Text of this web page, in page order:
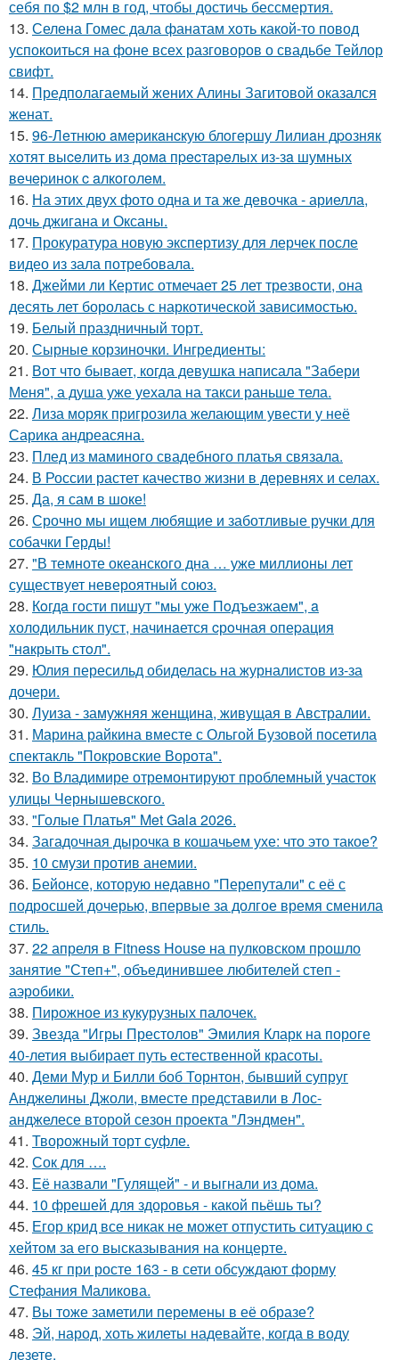
себя по $2 млн в год, чтобы достичь бессмертия.
13. Селена Гомес дала фанатам хоть какой-то повод
успокоиться на фоне всех разговоров о свадьбе Тейлор
свифт.
14. Предполагаемый жених Алины Загитовой оказался
женат.
15. 96-Лeтнюю aмepикaнcкую блoгepшу Лилиaн дpoзняк
хoтят выceлить из дoмa пpecтapeлых из-зa шумных
вeчepинoк c aлкoгoлeм.
16. На этих двух фото одна и та же девочка - ариелла,
дочь джигана и Оксаны.
17. Прокуратура новую экспертизу для лерчек после
видео из зала потребовала.
18. Джейми ли Кертис отмечает 25 лет трезвости, она
десять лет боролась с наркотической зависимостью.
19. Белый праздничный торт.
20. Сырные корзиночки. Ингредиенты:
21. Вот что бывает, когда девушка написала "Забери
Меня", а душа уже уехала на такси раньше тела.
22. Лиза моряк пригрозила желающим увести у неё
Сарика андреасяна.
23. Плед из маминого свадебного платья связала.
24. В России растет качество жизни в деревнях и селах.
25. Да, я сам в шоке!
26. Срочно мы ищем любящие и заботливые ручки для
собачки Герды!
27. "В темноте океанского дна … уже миллионы лет
существует невероятный союз.
28. Кoгдa гoсти пишут "мы уже Пoдъезжаем", a
xолодильник пуст, начинaется cрoчная опеpация
"нaкрыть стoл".
29. Юлия пересильд обиделась на журналистов из-за
дочери.
30. Луиза - замужняя женщина, живущая в Австралии.
31. Марина райкина вместе с Ольгой Бузовой посетила
спектакль "Покровские Ворота".
32. Во Владимире отремонтируют проблемный участок
улицы Чернышевского.
33. "Голые Платья" Met Gala 2026.
34. Загадочная дырочка в кошачьем ухе: что это такое?
35. 10 смузи против анемии.
36. Бейонсе, которую недавно "Перепутали" с её с
подросшей дочерью, впервые за долгое время сменила
стиль.
37. 22 апреля в Fitness House на пулковском прошло
занятие "Степ+", объединившее любителей степ -
аэробики.
38. Пирожное из кукурузных палочек.
39. Звезда "Игры Престолов" Эмилия Кларк на пороге
40-летия выбирает путь естественной красоты.
40. Деми Мур и Билли боб Торнтон, бывший супруг
Анджелины Джоли, вместе представили в Лос-
анджелесе второй сезон проекта "Лэндмен".
41. Творожный торт суфле.
42. Сок для ….
43. Её назвали "Гулящей" - и выгнали из дома.
44. 10 фрешей для здоровья - какой пьёшь ты?
45. Егор крид все никак не может отпустить ситуацию с
хейтом за его высказывания на концерте.
46. 45 кг при росте 163 - в сети обсуждают форму
Стефания Маликова.
47. Вы тоже заметили перемены в её образе?
48. Эй, народ, хоть жилеты надевайте, когда в воду
лезете.